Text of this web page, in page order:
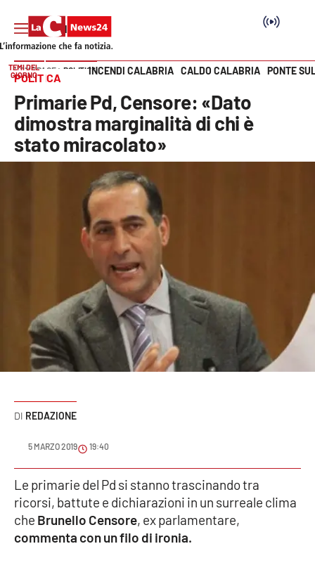
SEZIONI
Cronaca
Economia e lavoro
Italia Mondo
Sanità
Sport
Meteo
Editoriali
Vai
TEMI DEL
GIORNO
INCENDI CALABRIA CALDO CALABRIA PONTE
HOME PAGE POLITICA
POLITICA
Primarie Pd, Censore: «Dato
dimostra marginalità di chi è
stato miracolato»
REDAZIONE
5 MARZO 2019 19:40
Le primarie del Pd si stanno trascinando tra
ricorsi, battute e dichiarazioni in un surreale clima
che Brunello Censore, ex parlamentare,
commenta con un filo di ironia.